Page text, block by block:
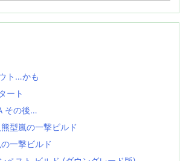
ト…かも
ート
その後…
型嵐の一撃ビルド
一撃ビルド